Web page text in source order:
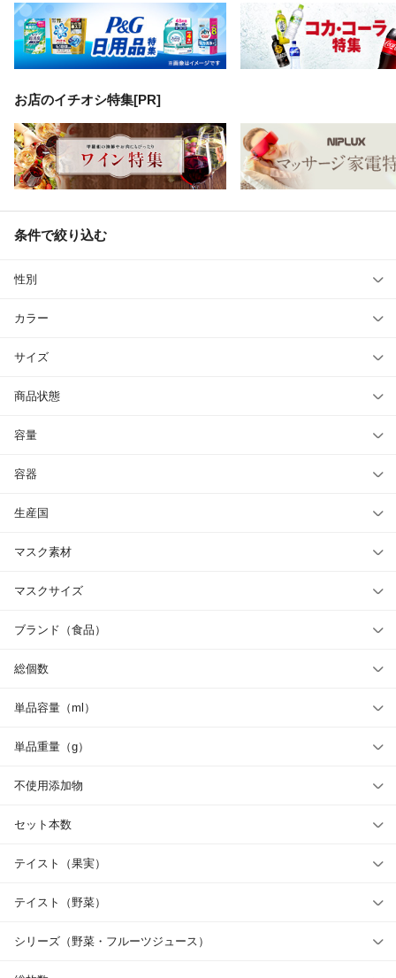
お店のイチオシ特集[PR]
条件で絞り込む
性別
カラー
サイズ
商品状態
容量
容器
生産国
マスク素材
マスクサイズ
ブランド（食品）
総個数
単品容量（ml）
単品重量（g）
不使用添加物
セット本数
テイスト（果実）
テイスト（野菜）
シリーズ（野菜・フルーツジュース）